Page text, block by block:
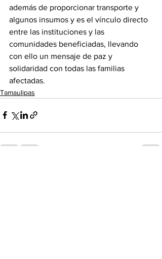
además de proporcionar transporte y
algunos insumos y es el vínculo directo
entre las instituciones y las
comunidades beneficiadas, llevando
con ello un mensaje de paz y
solidaridad con todas las familias
afectadas.
Tamaulipas